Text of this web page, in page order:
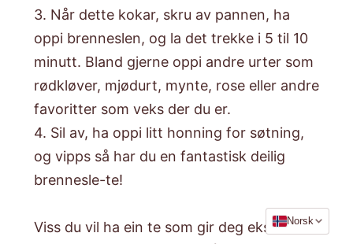
3. Når dette kokar, skru av pannen, ha
oppi brenneslen, og la det trekke i 5 til 10
minutt. Bland gjerne oppi andre urter som
rødkløver, mjødurt, mynte, rose eller andre
favoritter som veks der du er.
4. Sil av, ha oppi litt honning for søtning,
og vipps så har du en fantastisk deilig
brennesle-te!
Viss du vil ha ein te som gir deg ekstra
SpråkNorsk